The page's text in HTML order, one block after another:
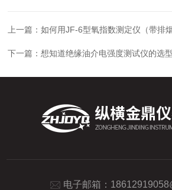
上一篇：如何用JF-6型氧指数测定仪（带排烟通风橱
下一篇：想知道绝缘油介电强度测试仪的选
电子邮箱：